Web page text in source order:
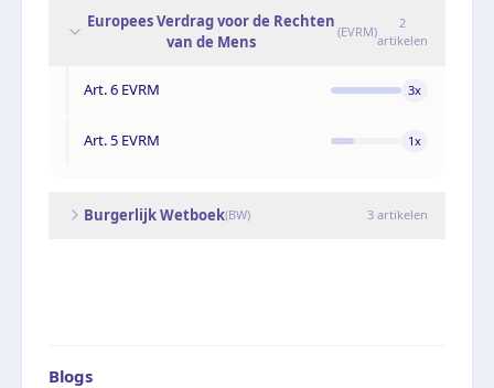
Europees Verdrag voor de Rechten
van de Mens
(EVRM)
2
artikelen
Art. 6 EVRM 3x
Art. 5 EVRM 1x
Burgerlijk Wetboek(BW) 3 artikelen
Blogs